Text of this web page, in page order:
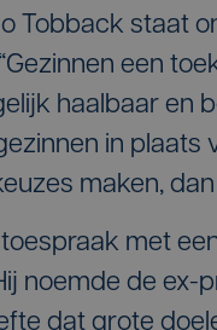
Tobback staat
een
haalbaar en
in plaats
maken, dan
met
noemde de ex-
dat grote